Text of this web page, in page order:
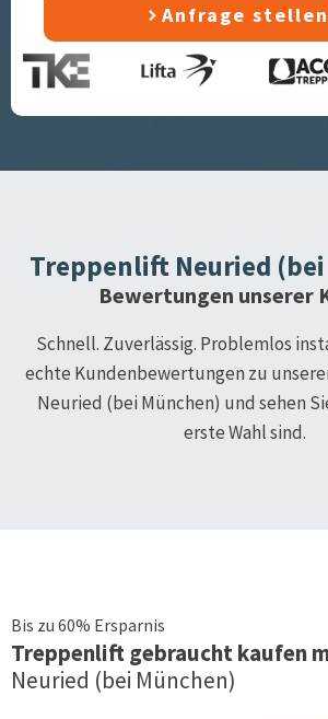
Anfrage stellen
Treppenlift Neuried
Bewertungen unserer
Schnell. Zuverlässig. Problemlos
echte Kundenbewertungen zu
Neuried (bei München) und sehen
erste Wahl sind.
Bis zu 60% Ersparnis
Treppenliftgebraucht kaufen
Neuried (bei München)